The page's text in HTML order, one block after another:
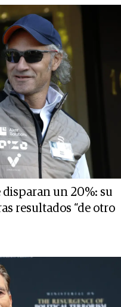
disparan un 20%: su
resultados “de otro